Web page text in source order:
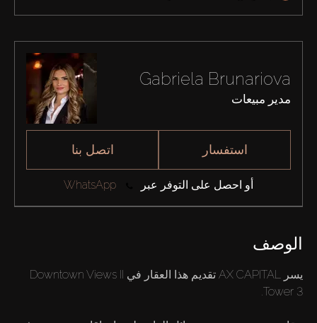
Gabriela Brunariova
مدير مبيعات
اتصل بنا استفسار
أو احصل على التوفر عبر WhatsApp
الوصف
يسر AX CAPITAL تقديم هذا العقار في Downtown Views II